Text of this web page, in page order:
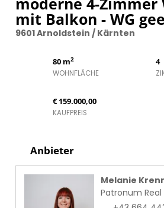
mit Balkon - WG
9601 Arnoldstein / Kärnten
80 m2
WOHNFLÄCHE
4
€ 159.000,00
KAUFPREIS
Anbieter
Melanie
Patronum